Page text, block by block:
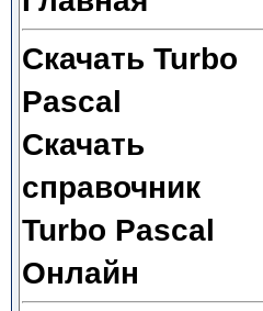
Скачать Turbo
Pascal
Скачать
справочник
Turbo Pascal
Онлайн